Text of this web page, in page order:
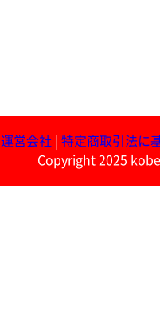
運営会社
特定商取引法に
Copyright 2025